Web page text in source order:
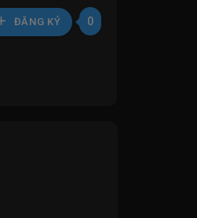
ĐĂNG KÝ 0